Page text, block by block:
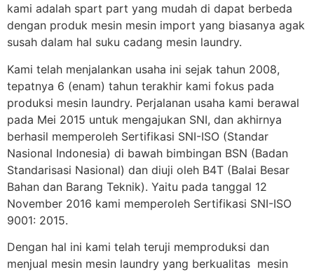
kami adalah spart part yang mudah di dapat berbeda
dengan produk mesin mesin import yang biasanya agak
susah dalam hal suku cadang mesin laundry.
Kami telah menjalankan usaha ini sejak tahun 2008,
tepatnya 6 (enam) tahun terakhir kami fokus pada
produksi mesin laundry. Perjalanan usaha kami berawal
pada Mei 2015 untuk mengajukan SNI, dan akhirnya
berhasil memperoleh Sertifikasi SNI-ISO (Standar
Nasional Indonesia) di bawah bimbingan BSN (Badan
Standarisasi Nasional) dan diuji oleh B4T (Balai Besar
Bahan dan Barang Teknik). Yaitu pada tanggal 12
November 2016 kami memperoleh Sertifikasi SNI-ISO
9001: 2015.
Dengan hal ini kami telah teruji memproduksi dan
menjual mesin mesin laundry yang berkualitas mesin